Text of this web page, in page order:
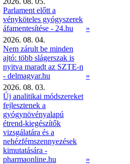
Parlament előtt a
vényköteles gyógyszerek
áfamentesítése - 24.hu
»
2026. 08. 04.
Nem zárult be minden
ajtó: több slágerszak is
nyitva maradt az SZTE-n
- delmagyar.hu
»
2026. 08. 03.
Új analitikai módszereket
fejlesztenek a
gyógynövényalapú
étrend-kiegészítők
vizsgálatára és a
nehézfémszennyezések
kimutatására -
pharmaonline.hu
»